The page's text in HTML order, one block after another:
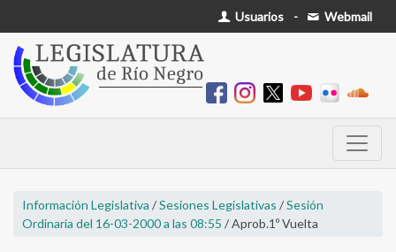
Usuarios - Webmail
Información Legislativa /Sesiones Legislativas /Sesión
Ordinaria del 16-03-2000 a las 08:55 / Aprob.1º Vuelta